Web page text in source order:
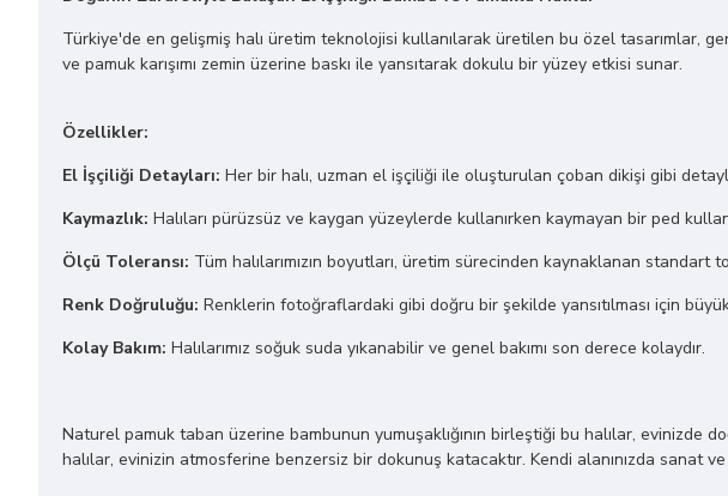
Türkiye'de en gelişmiş halı üretim teknolojisi kullanılarak üretilen bu özel tasarımlar,
ve pamuk karışımı zemin üzerine baskı ile yansıtarak dokulu bir yüzey etkisi sunar.
Özellikler:
El İşçiliği Detayları: Her bir halı, uzman el işçiliği ile oluşturulan çoban dikişi gibi
Kaymazlık: Halıları pürüzsüz ve kaygan yüzeylerde kullanırken kaymayan bir ped
Ölçü Toleransı: Tüm halılarımızın boyutları, üretim sürecinden kaynaklanan standart
Renk Doğruluğu: Renklerin fotoğraflardaki gibi doğru bir şekilde yansıtılması için
Kolay Bakım: Halılarımız soğuk suda yıkanabilir ve genel bakımı son derece kolaydır.
Naturel pamuk taban üzerine bambunun yumuşaklığının birleştiği bu halılar, evinizde
halılar, evinizin atmosferine benzersiz bir dokunuş katacaktır. Kendi alanınızda sanat